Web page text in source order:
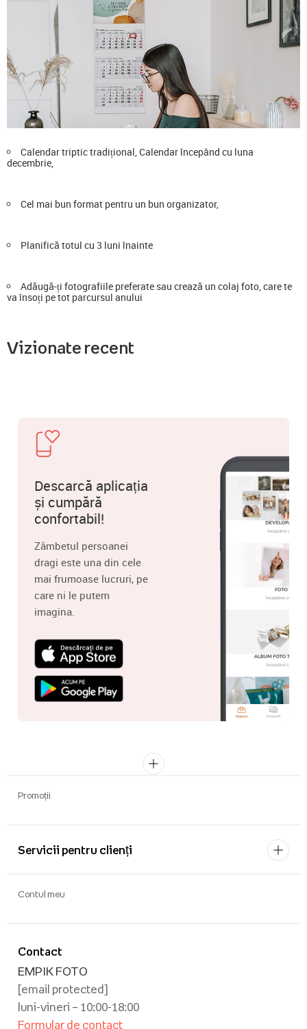
Calendar triptic tradițional, Calendar începând cu luna
decembrie,
Cel mai bun format pentru un bun organizator,
Planifică totul cu 3 luni înainte
Adăugă-ți fotografiile preferate sau crează un colaj foto, care te
va însoți pe tot parcursul anului
Vizionate recent
Descarcă aplicația
și cumpără
confortabil!
Zâmbetul persoanei
dragi este una din cele
mai frumoase lucruri, pe
care ni le putem
imagina.
Promoții
Servicii pentru clienți
Contact
EMPIK FOTO
[email protected]
luni-vineri – 10:00-18:00
Formular de contact
Contul meu